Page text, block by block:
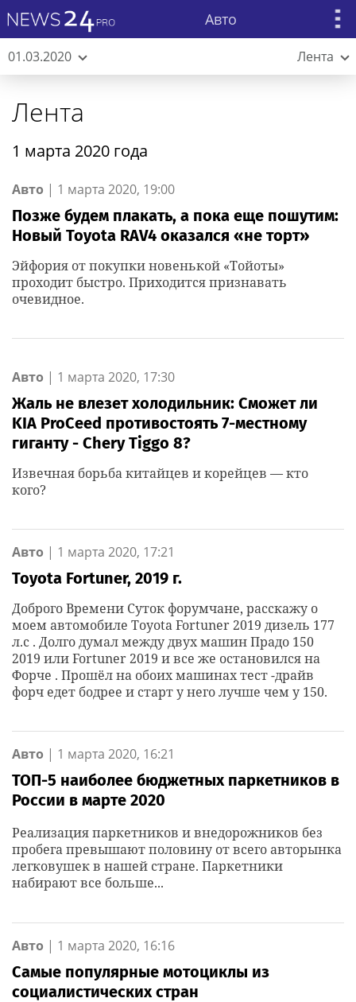
Авто
01.03.2020 Лента
Лента
1 марта 2020 года
Авто | 1 марта 2020, 19:00
Позже будем плакать, а пока еще пошутим:
Новый Toyota RAV4 оказался «не торт»
Эйфория от покупки новенькой «Тойоты»
проходит быстро. Приходится признавать
очевидное.
Авто | 1 марта 2020, 17:30
Жаль не влезет холодильник: Сможет ли
KIA ProCeed противостоять 7-местному
гиганту - Chery Tiggo 8?
Извечная борьба китайцев и корейцев — кто
кого?
Авто | 1 марта 2020, 17:21
Toyota Fortuner, 2019 г.
Доброго Времени Суток форумчане, расскажу о
моем автомобиле Toyota Fortuner 2019 дизель 177
л.с . Долго думал между двух машин Прадо 150
2019 или Fortuner 2019 и все же остановился на
Форче . Прошёл на обоих машинах тест -драйв
форч едет бодрее и старт у него лучше чем у 150.
Авто | 1 марта 2020, 16:21
ТОП-5 наиболее бюджетных паркетников в
России в марте 2020
Реализация паркетников и внедорожников без
пробега превышают половину от всего авторынка
легковушек в нашей стране. Паркетники
набирают все больше...
Авто | 1 марта 2020, 16:16
Самые популярные мотоциклы из
социалистических стран